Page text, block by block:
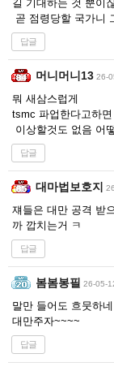
길 기대하는 것 뿐이
곧 점령당할 국가니
답글
머니머니13 26-
뭐 새삼스럽게
tsmc 파업한다고하
이상할것도 없음 어
답글
대마법보호지
쟤들은 대만 공격 받
까 깝치는거 ㅋ
답글
봄봄봉필 26-05-
말만 들어도 흐뭇하네
대만주자~~~~
답글